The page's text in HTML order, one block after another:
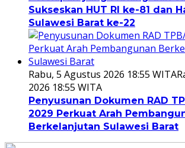
Sukseskan HUT RI ke-81 dan
Sulawesi Barat ke-22
Rabu, 5 Agustus 2026 18:55 WITA
2026 18:55 WITA
Penyusunan Dokumen RAD
2029 Perkuat Arah
Berkelanjutan Sulawesi Barat